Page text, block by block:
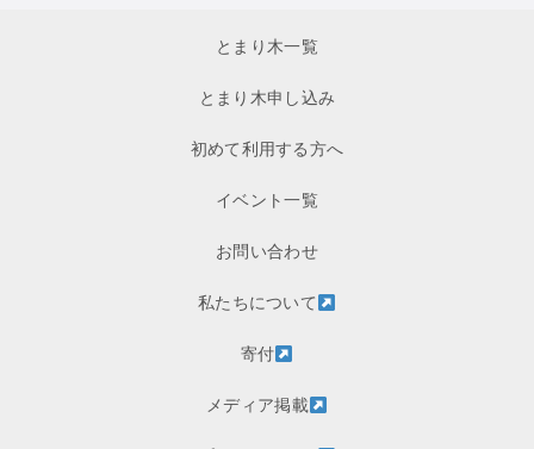
とまり木一覧
とまり木申し込み
初めて利用する方へ
イベント一覧
お問い合わせ
私たちについて
寄付
メディア掲載